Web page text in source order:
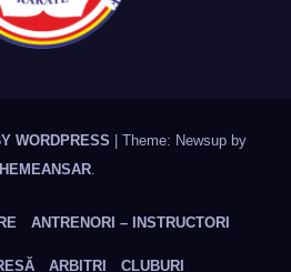
WORDPRESS
Theme: Newsup by
.
ANTRENORI – INSTRUCTORI
ARBITRI CLUBURI